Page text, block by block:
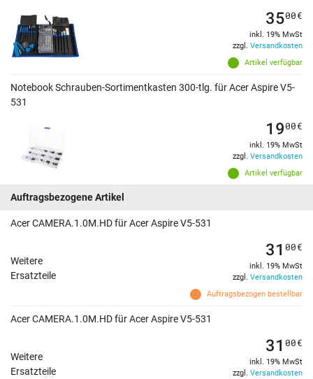
Artikel verfügbar
3500€
inkl. 19% MwSt
zzgl. Versandkosten
Notebook Schrauben-Sortimentkasten 300-tlg. für Acer Aspire V5-
531
Artikel verfügbar
1900€
inkl. 19% MwSt
zzgl. Versandkosten
Auftragsbezogene Artikel
Acer CAMERA.1.0M.HD für Acer Aspire V5-531
Weitere
Ersatzteile
Auftragsbezogen bestellbar
31 00€
inkl. 19% MwSt
zzgl. Versandkosten
Acer CAMERA.1.0M.HD für Acer Aspire V5-531
Weitere
Ersatzteile
31 00€
inkl. 19% MwSt
zzgl. Versandkosten